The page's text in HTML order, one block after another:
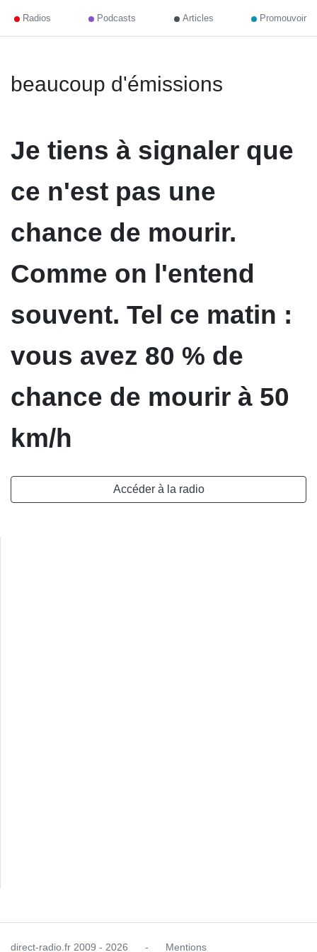
Radios Podcasts Articles Promouvoir
beaucoup d'émissions
Je tiens à signaler que
ce n'est pas une
chance de mourir.
Comme on l'entend
souvent. Tel ce matin :
vous avez 80 % de
chance de mourir à 50
km/h
Accéder à la radio
direct-radio.fr 2009 - 2026 - Mentions